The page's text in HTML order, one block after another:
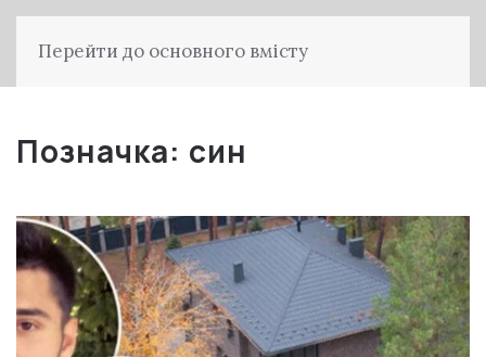
Перейти до основного вмісту
Позначка: син